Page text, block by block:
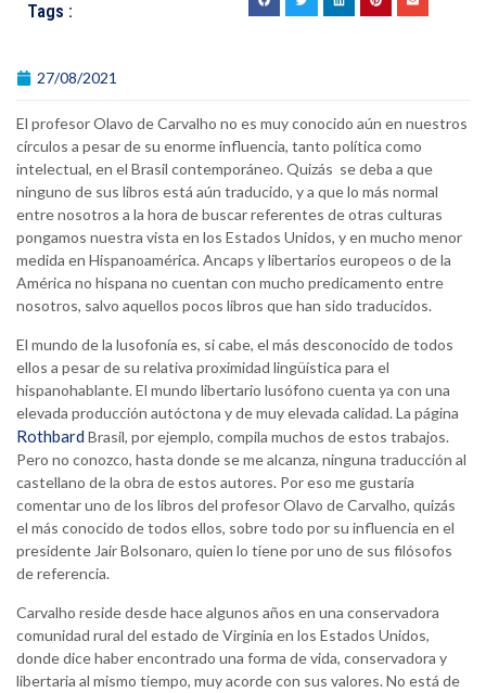
Tags :
27/08/2021
El profesor Olavo de Carvalho no es muy conocido aún en nuestros
círculos a pesar de su enorme influencia, tanto política como
intelectual, en el Brasil contemporáneo. Quizás se deba a que
ninguno de sus libros está aún traducido, y a que lo más normal
entre nosotros a la hora de buscar referentes de otras culturas
pongamos nuestra vista en los Estados Unidos, y en mucho menor
medida en Hispanoamérica. Ancaps y libertarios europeos o de la
América no hispana no cuentan con mucho predicamento entre
nosotros, salvo aquellos pocos libros que han sido traducidos.
El mundo de la lusofonía es, si cabe, el más desconocido de todos
ellos a pesar de su relativa proximidad lingüística para el
hispanohablante. El mundo libertario lusófono cuenta ya con una
elevada producción autóctona y de muy elevada calidad. La página
Rothbard Brasil, por ejemplo, compila muchos de estos trabajos.
Pero no conozco, hasta donde se me alcanza, ninguna traducción al
castellano de la obra de estos autores. Por eso me gustaría
comentar uno de los libros del profesor Olavo de Carvalho, quizás
el más conocido de todos ellos, sobre todo por su influencia en el
presidente Jair Bolsonaro, quien lo tiene por uno de sus filósofos
de referencia.
Carvalho reside desde hace algunos años en una conservadora
comunidad rural del estado de Virginia en los Estados Unidos,
donde dice haber encontrado una forma de vida, conservadora y
libertaria al mismo tiempo, muy acorde con sus valores. No está de